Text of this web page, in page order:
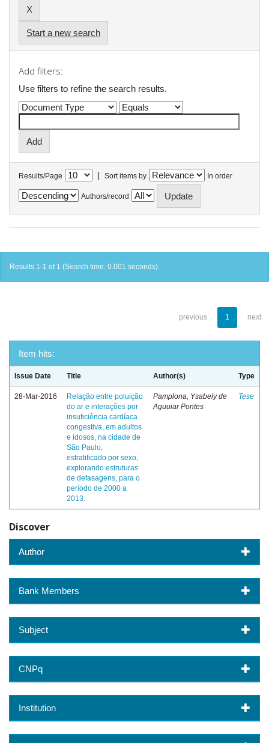
Start a new search
Add filters:
Use filters to refine the search results.
Results/Page | Sort items by In order
Authors/record
Results 1-1 of 1 (Search time: 0.001 seconds).
previous 1 next
Item hits:
Issue Date Title Author(s) Type
28-Mar-2016
Relação entre poluição
do ar e interações por
insuficiência cardíaca
congestiva, em adultos
e idosos, na cidade de
São Paulo,
estratificado por sexo,
explorando estruturas
de defasagens, para o
período de 2000 a
2013.
Pamplona, Ysabely de
Aguuiar Pontes
Tese
Discover
Author
Bank Members
Subject
CNPq
Institution